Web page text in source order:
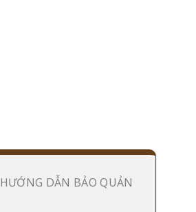
HƯỚNG DẪN BẢO QUẢN